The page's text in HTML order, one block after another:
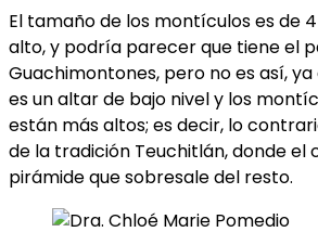
El tamaño de los montículos es de
alto, y podría parecer que tiene el
Guachimontones, pero no es así,
es un altar de bajo nivel y los
están más altos; es decir, lo
de la tradición Teuchitlán, donde el
pirámide que sobresale del resto.